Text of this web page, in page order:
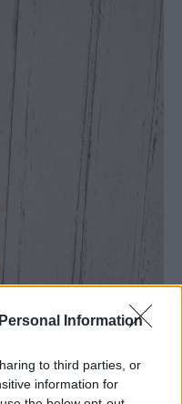
Information
to third parties, or
information for